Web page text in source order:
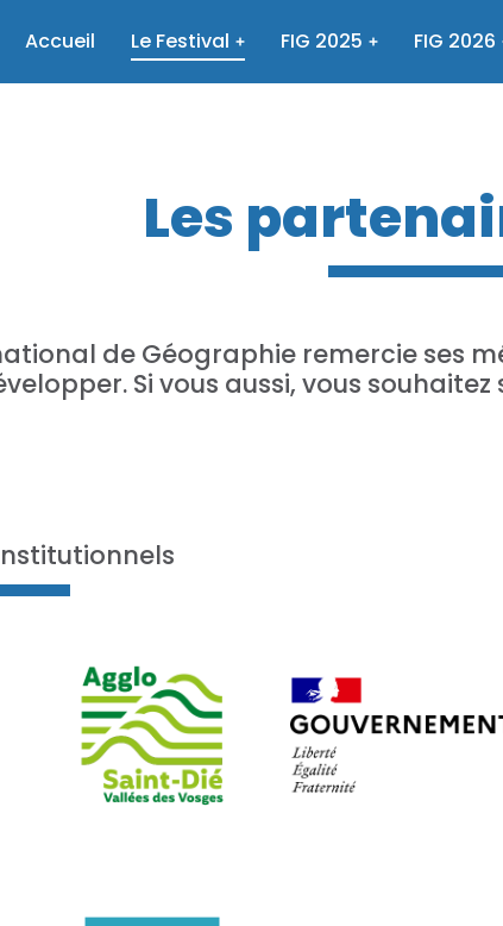
Accueil Le Festival FIG 2025 FIG 2026
Les
de Géographie remercie ses
Si vous aussi, vous